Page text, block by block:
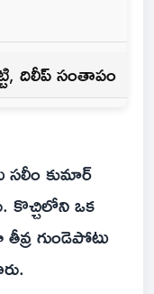
దిలీప్ సంతాపం
సలీం కుమార్
కొచ్చిలోని ఒక
గుండెపోటు